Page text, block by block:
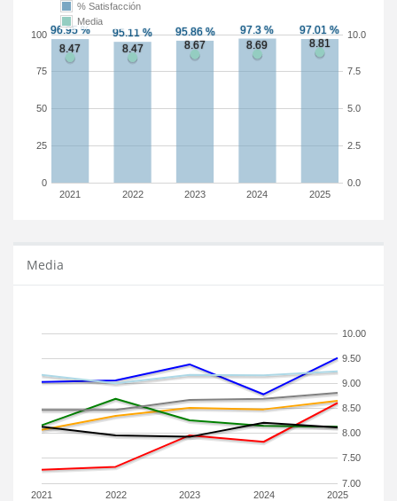
2021 2022 2023 2024 2025
0
25
50
75
100
0.0
2.5
5.0
7.5
10.0
% Satisfacción
Media
Media
2021 2022 2023 2024 2025
7.00
7.50
8.00
8.50
9.00
9.50
10.00